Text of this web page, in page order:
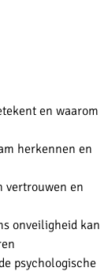
en waarom
herkennen en
vertrouwen en
onveiligheid kan
psychologische